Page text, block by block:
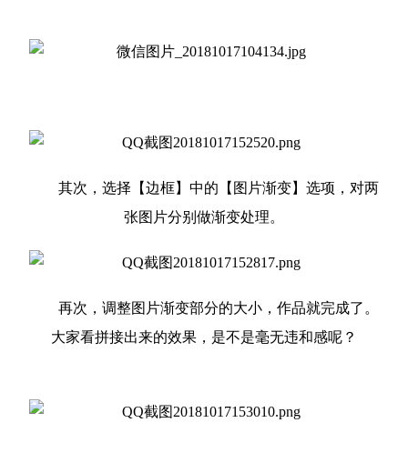
其次，选择【边框】中的【图片渐变】选项，对两
张图片分别做渐变处理。
再次，调整图片渐变部分的大小，作品就完成了。
大家看拼接出来的效果，是不是毫无违和感呢？